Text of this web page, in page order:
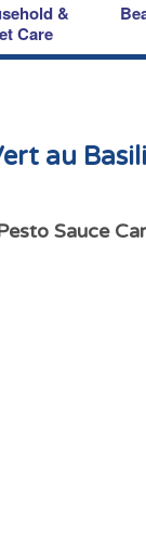
&
Care
au
Sauce